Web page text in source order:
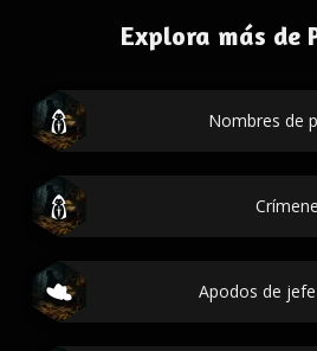
Explora más de
Nombres de
Apodos de